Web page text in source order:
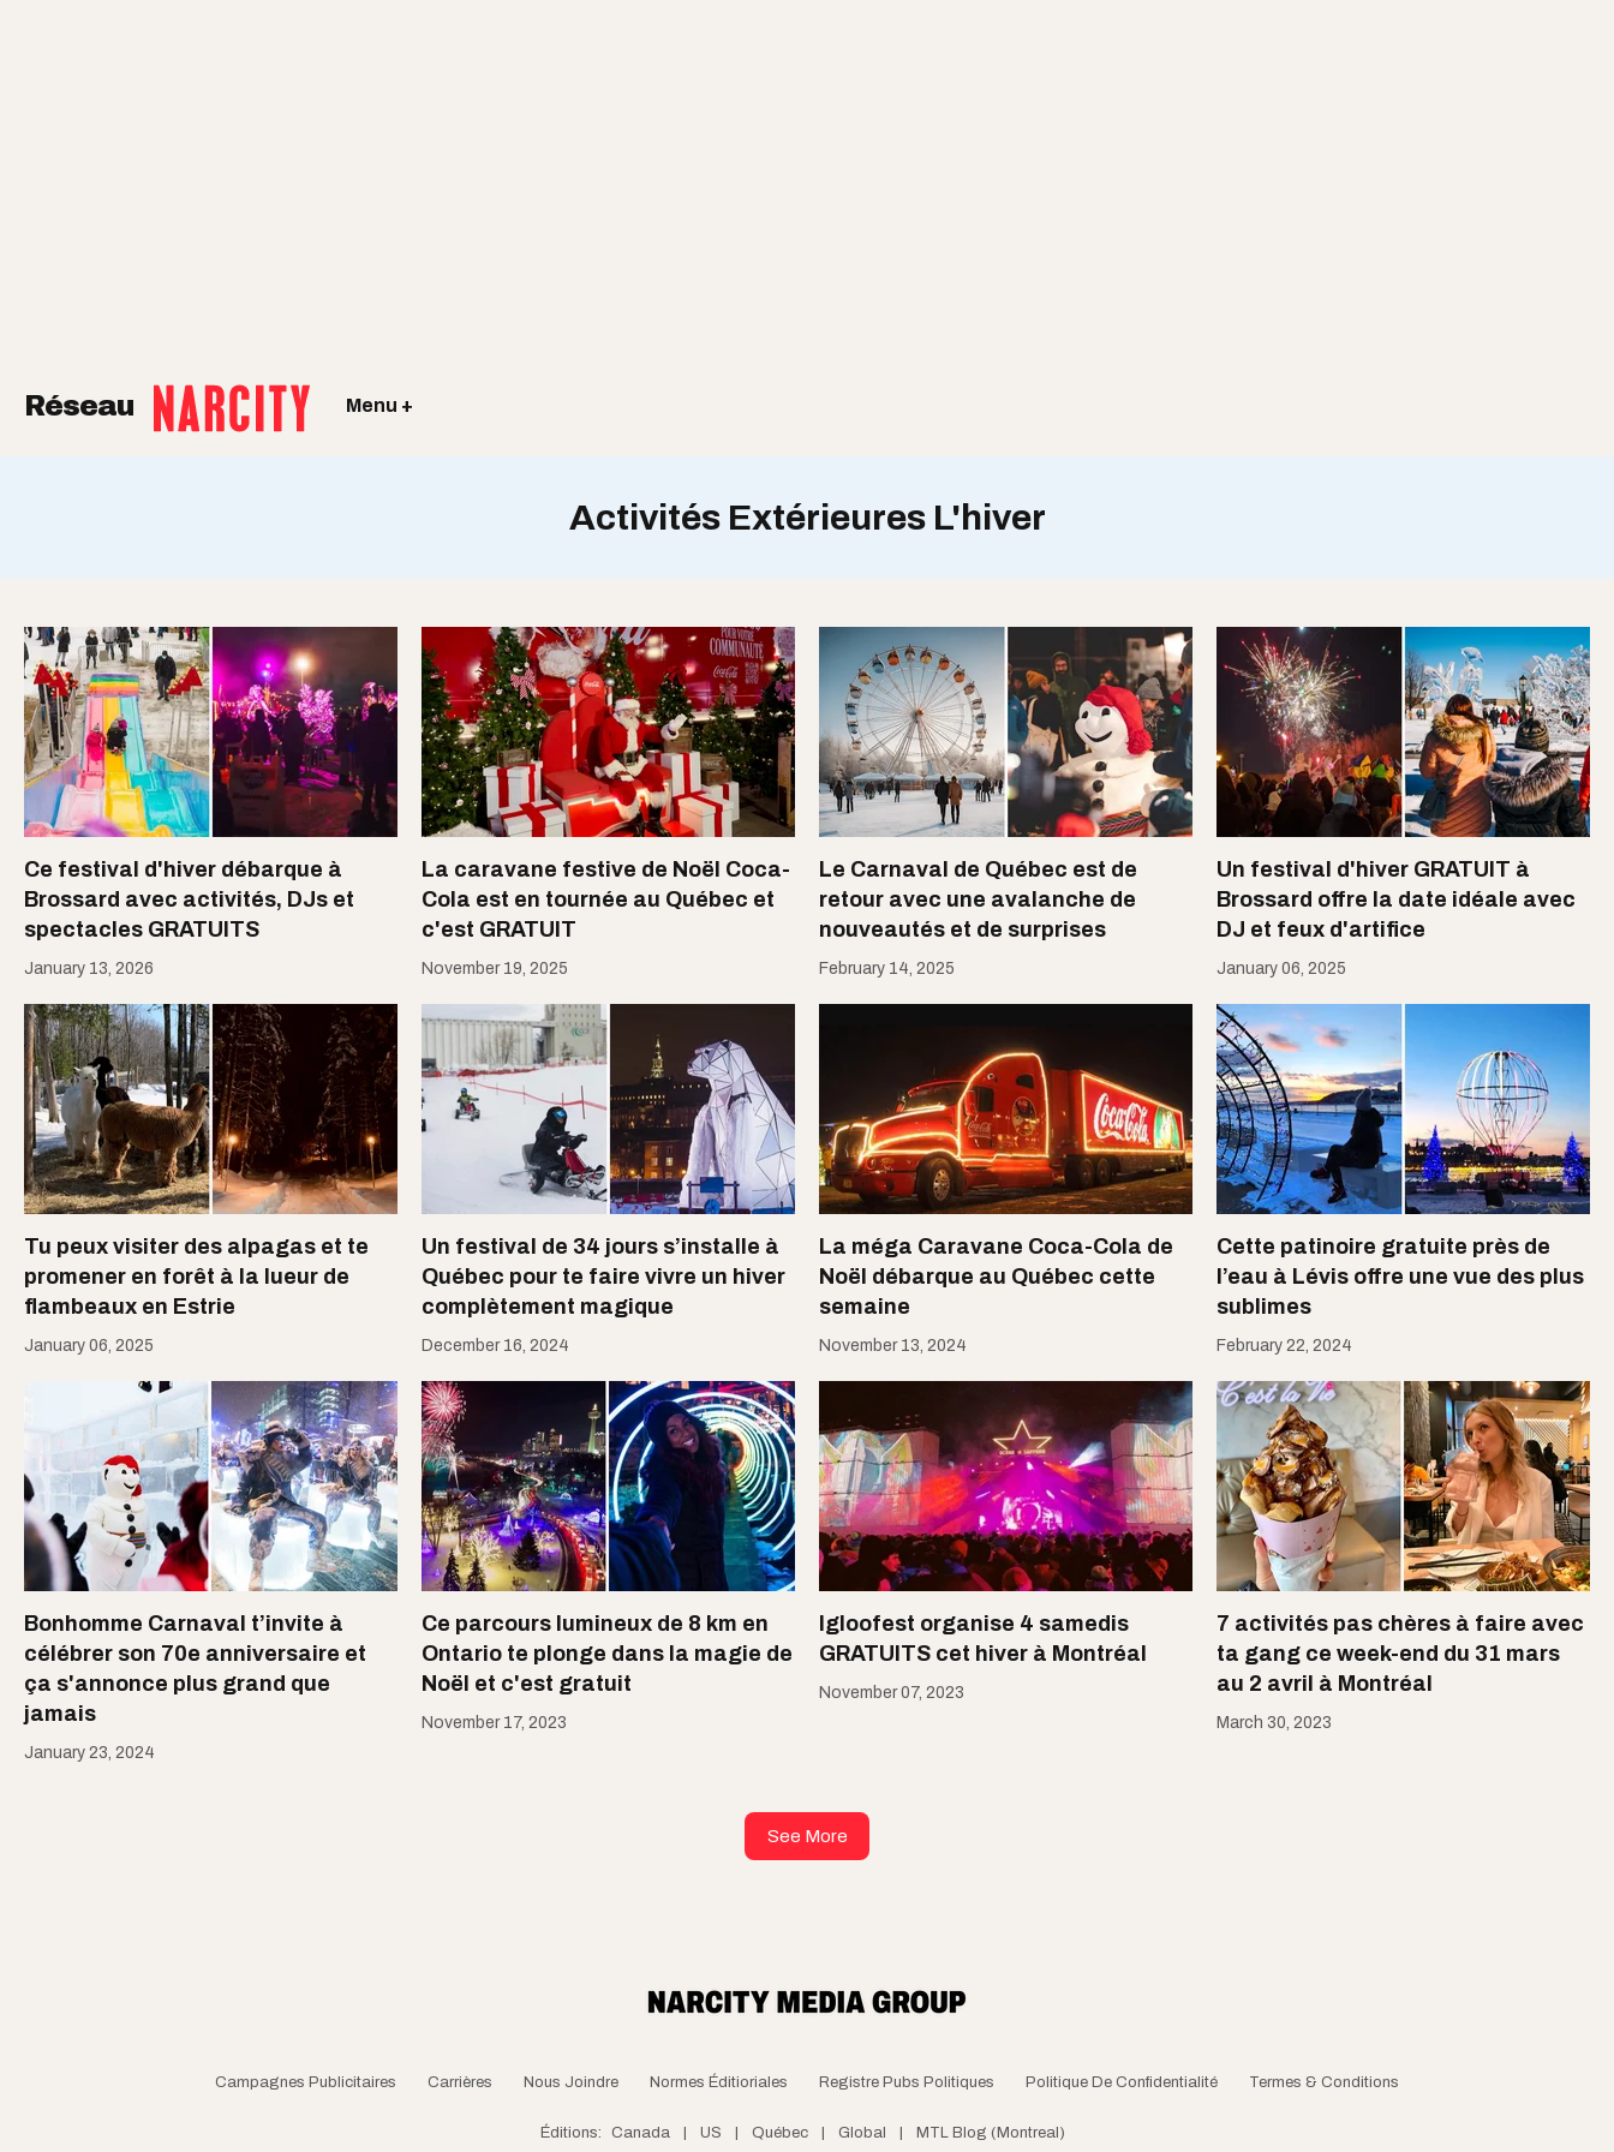
Réseau Menu +
Activités Extérieures L'hiver
Ce festival d'hiver débarque à
Brossard avec activités, DJs et
spectacles GRATUITS
January 13, 2026
La caravane festive de Noël Coca-
Cola est en tournée au Québec et
c'est GRATUIT
November 19, 2025
Le Carnaval de Québec est de
retour avec une avalanche de
nouveautés et de surprises
February 14, 2025
Un festival d'hiver GRATUIT à
Brossard offre la date idéale avec
DJ et feux d'artifice
January 06, 2025
Tu peux visiter des alpagas et te
promener en forêt à la lueur de
flambeaux en Estrie
January 06, 2025
Un festival de 34 jours s’installe à
Québec pour te faire vivre un hiver
complètement magique
December 16, 2024
La méga Caravane Coca-Cola de
Noël débarque au Québec cette
semaine
November 13, 2024
Cette patinoire gratuite près de
l’eau à Lévis offre une vue des plus
sublimes
February 22, 2024
Bonhomme Carnaval t’invite à
célébrer son 70e anniversaire et
ça s'annonce plus grand que
jamais
January 23, 2024
Ce parcours lumineux de 8 km en
Ontario te plonge dans la magie de
Noël et c'est gratuit
November 17, 2023
Igloofest organise 4 samedis
GRATUITS cet hiver à Montréal
November 07, 2023
7 activités pas chères à faire avec
ta gang ce week-end du 31 mars
au 2 avril à Montréal
March 30, 2023
See More
Campagnes Publicitaires Carrières Nous Joindre Normes Éditioriales Registre Pubs Politiques Politique De Confidentialité Termes & Conditions
Éditions: Canada | US | Québec | Global | MTL Blog (Montreal)